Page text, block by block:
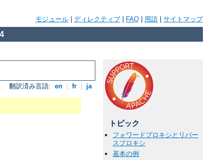
モジュール ディレクティブ FAQ 用語 サイトマップ
翻訳済み言語: en fr ja
トピック
フォワードプロキシとリバー
スプロキシ
基本の例